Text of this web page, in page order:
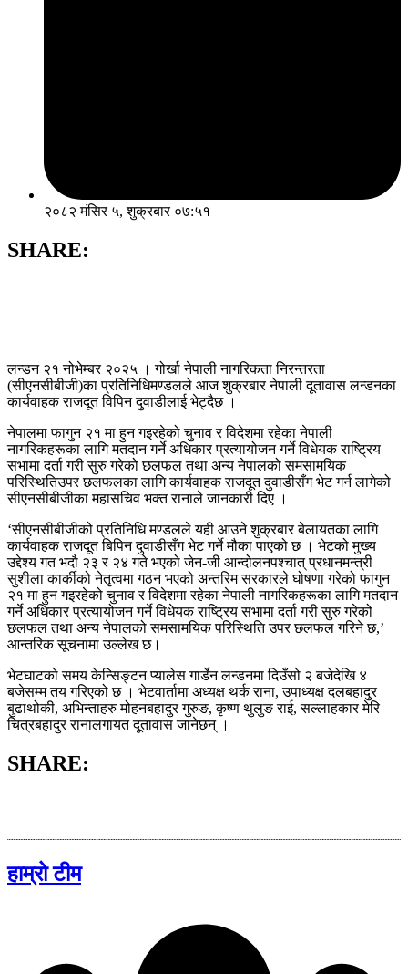
२०८२ मंसिर ५, शुक्रबार ०७:५१
SHARE:
लन्डन २१ नोभेम्बर २०२५ । गोर्खा नेपाली नागरिकता निरन्तरता
(सीएनसीबीजी)का प्रतिनिधिमण्डलले आज शुक्रबार नेपाली दूतावास लन्डनका
कार्यवाहक राजदूत विपिन दुवाडीलाई भेट्दैछ ।
नेपालमा फागुन २१ मा हुन गइरहेको चुनाव र विदेशमा रहेका नेपाली
नागरिकहरूका लागि मतदान गर्ने अधिकार प्रत्यायोजन गर्ने विधेयक राष्ट्रिय
सभामा दर्ता गरी सुरु गरेको छलफल तथा अन्य नेपालको समसामयिक
परिस्थितिउपर छलफलका लागि कार्यवाहक राजदूत दुवाडीसँग भेट गर्न लागेको
सीएनसीबीजीका महासचिव भक्त रानाले जानकारी दिए ।
‘सीएनसीबीजीको प्रतिनिधि मण्डलले यही आउने शुक्रबार बेलायतका लागि
कार्यवाहक राजदूत बिपिन दुवाडीसँग भेट गर्ने मौका पाएको छ । भेटको मुख्य
उद्देश्य गत भदौ २३ र २४ गते भएको जेन-जी आन्दोलनपश्चात् प्रधानमन्त्री
सुशीला कार्कीको नेतृत्वमा गठन भएको अन्तरिम सरकारले घोषणा गरेको फागुन
२१ मा हुन गइरहेको चुनाव र विदेशमा रहेका नेपाली नागरिकहरूका लागि मतदान
गर्ने अधिकार प्रत्यायोजन गर्ने विधेयक राष्ट्रिय सभामा दर्ता गरी सुरु गरेको
छलफल तथा अन्य नेपालको समसामयिक परिस्थिति उपर छलफल गरिने छ,’
आन्तरिक सूचनामा उल्लेख छ।
भेटघाटको समय केन्सिङ्टन प्यालेस गार्डेन लन्डनमा दिउँसो २ बजेदेखि ४
बजेसम्म तय गरिएको छ । भेटवार्तामा अध्यक्ष थर्क राना, उपाध्यक्ष दलबहादुर
बुढाथोकी, अभिन्ताहरु मोहनबहादुर गुरुङ, कृष्ण थुलुङ राई, सल्लाहकार मेरि
चित्रबहादुर रानालगायत दूतावास जानेछन् ।
SHARE:
हाम्रो टीम